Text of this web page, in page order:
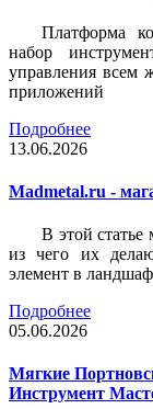
Платформа
набор
управления всем
приложений
Подробнее
13.06.2026
Madmetal.ru -
В этой
из чего их
элемент в
Подробнее
05.06.2026
Мягкие
Инструмент